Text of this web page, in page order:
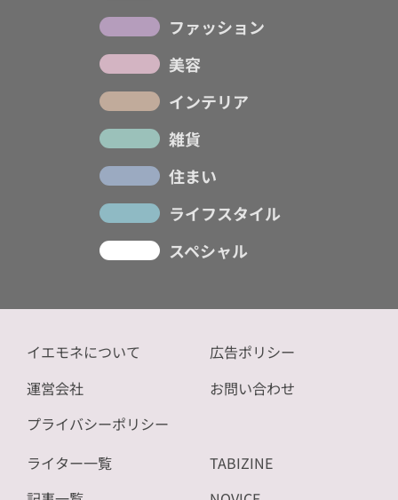
ファッション
美容
インテリア
雑貨
住まい
ライフスタイル
スペシャル
イエモネについて
運営会社
プライバシーポリシー
広告ポリシー
お問い合わせ
ライター一覧
TABIZINE